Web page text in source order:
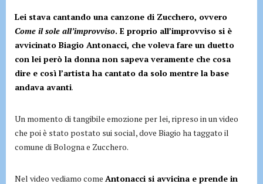
Lei stava cantando una canzone di Zucchero, ovvero
Come il sole all’improvviso. E proprio all’improvviso si è
avvicinato Biagio Antonacci, che voleva fare un duetto
con lei però la donna non sapeva veramente che cosa
dire e così l’artista ha cantato da solo mentre la base
andava avanti.
Un momento di tangibile emozione per lei, ripreso in un video
che poi è stato postato sui social, dove Biagio ha taggato il
comune di Bologna e Zucchero.
Nel video vediamo come Antonacci si avvicina e prende in